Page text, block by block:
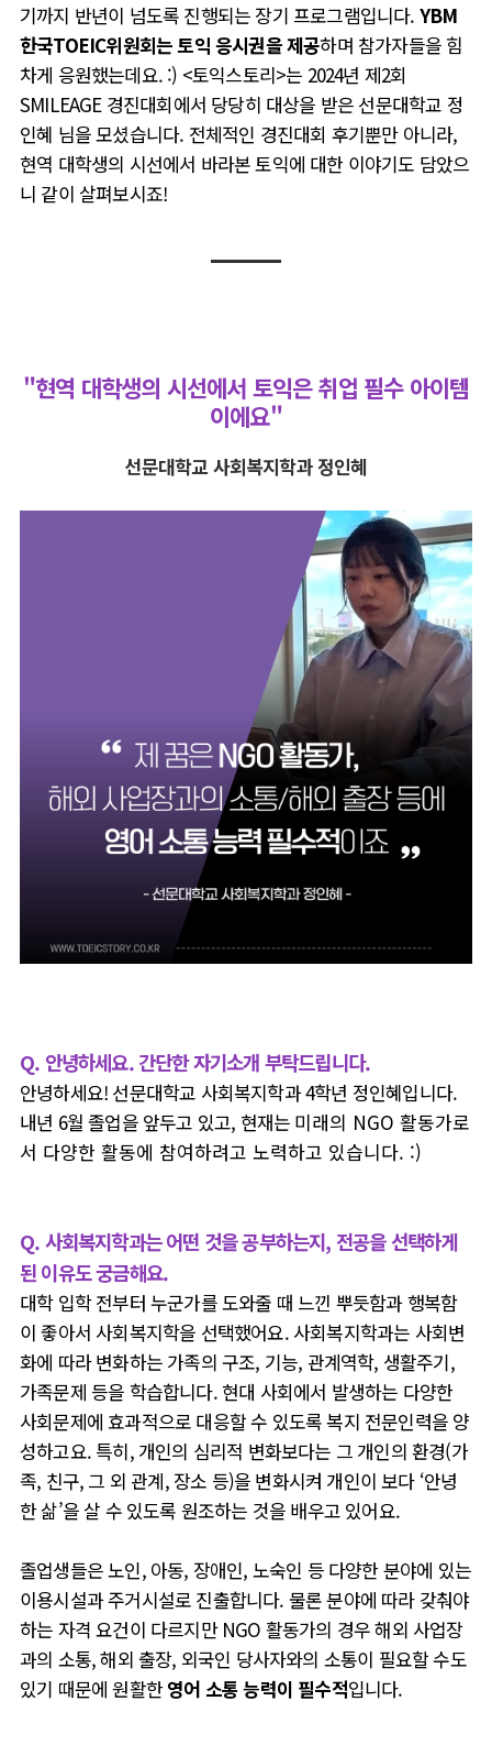
기까지 반년이 넘도록 진행되는 장기 프로그램입니다. YBM
한국TOEIC위원회는 토익 응시권을 제공하며 참가자들을 힘
차게 응원했는데요. :) <토익스토리>는 2024년 제2회
SMILEAGE 경진대회에서 당당히 대상을 받은 선문대학교 정
인혜 님을 모셨습니다. 전체적인 경진대회 후기뿐만 아니라,
현역 대학생의 시선에서 바라본 토익에 대한 이야기도 담았으
니 같이 살펴보시죠!
"현역 대학생의 시선에서 토익은 취업 필수 아이템
이에요"
선문대학교 사회복지학과 정인혜
Q. 안녕하세요. 간단한 자기소개 부탁드립니다.
안녕하세요! 선문대학교 사회복지학과 4학년 정인혜입니다.
내년 6월 졸업을 앞두고 있고, 현재는 미래의 NGO 활동가로
서 다양한 활동에 참여하려고 노력하고 있습니다. :)
Q. 사회복지학과는 어떤 것을 공부하는지, 전공을 선택하게
된 이유도 궁금해요.
대학 입학 전부터 누군가를 도와줄 때 느낀 뿌듯함과 행복함
이 좋아서 사회복지학을 선택했어요. 사회복지학과는 사회변
화에 따라 변화하는 가족의 구조, 기능, 관계역학, 생활주기,
가족문제 등을 학습합니다. 현대 사회에서 발생하는 다양한
사회문제에 효과적으로 대응할 수 있도록 복지 전문인력을 양
성하고요. 특히, 개인의 심리적 변화보다는 그 개인의 환경(가
족, 친구, 그 외 관계, 장소 등)을 변화시켜 개인이 보다 ‘안녕
한 삶’을 살 수 있도록 원조하는 것을 배우고 있어요.
졸업생들은 노인, 아동, 장애인, 노숙인 등 다양한 분야에 있는
이용시설과 주거시설로 진출합니다. 물론 분야에 따라 갖춰야
하는 자격 요건이 다르지만 NGO 활동가의 경우 해외 사업장
과의 소통, 해외 출장, 외국인 당사자와의 소통이 필요할 수도
있기 때문에 원활한영어 소통 능력이 필수적입니다.